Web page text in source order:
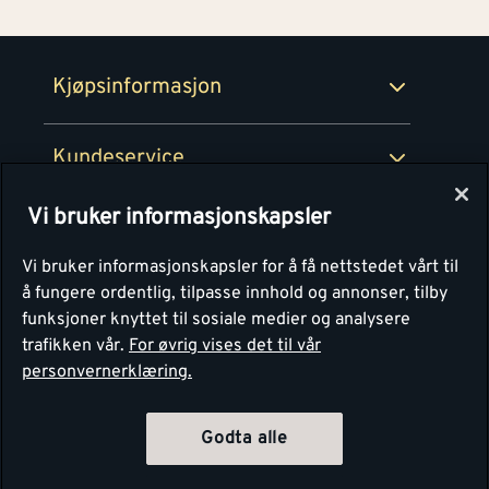
Kjøpsinformasjon
Retur- og angrerettsskjema
Kundeservice
Montér
Personvern
Vi bruker informasjonskapsler
Vi bruker informasjonskapsler for å få nettstedet vårt til
å fungere ordentlig, tilpasse innhold og annonser, tilby
funksjoner knyttet til sosiale medier og analysere
trafikken vår. For øvrig vises det til vår
personvernerklæring.
Godta alle